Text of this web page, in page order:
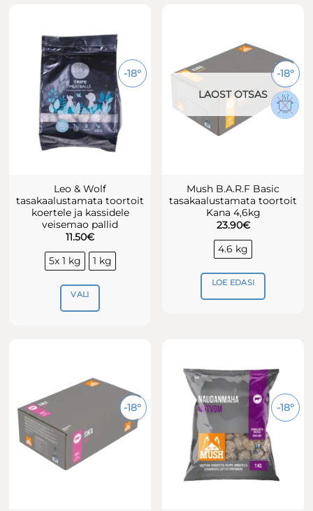
varianti.
saab
teha
tootelehel.
-18°
Leo & Wolf
tasakaalustamata toortoit
koertele ja kassidele
veisemao pallid
11.50€
5x 1 kg 1 kg
VALI
varianti.
teha
tootelehel.
LAOST OTSAS
-18°
Mush B.A.R.F Basic
tasakaalustamata toortoit
Kana 4,6kg
23.90€
4.6 kg
LOE EDASI
-18° -18°